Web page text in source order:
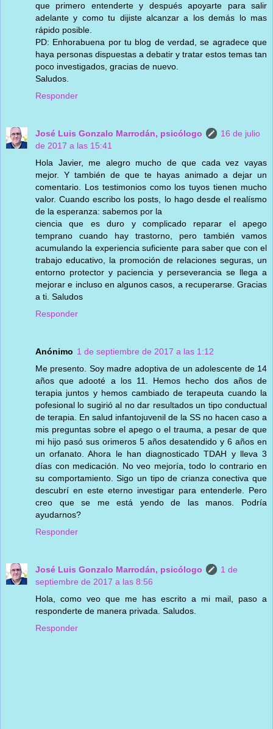
que primero entenderte y después apoyarte para salir
adelante y como tu dijiste alcanzar a los demás lo mas
rápido posible.
PD: Enhorabuena por tu blog de verdad, se agradece que
haya personas dispuestas a debatir y tratar estos temas tan
poco investigados, gracias de nuevo.
Saludos.
Responder
José Luis Gonzalo Marrodán, psicólogo
16 de julio
de 2017 a las 15:41
Hola Javier, me alegro mucho de que cada vez vayas
mejor. Y también de que te hayas animado a dejar un
comentario. Los testimonios como los tuyos tienen mucho
valor. Cuando escribo los posts, lo hago desde el realísmo
de la esperanza: sabemos por la
ciencia que es duro y complicado reparar el apego
temprano cuando hay trastorno, pero también vamos
acumulando la experiencia suficiente para saber que con el
trabajo educativo, la promoción de relaciones seguras, un
entorno protector y paciencia y perseverancia se llega a
mejorar e incluso en algunos casos, a recuperarse. Gracias
a ti. Saludos
Responder
Anónimo 1 de septiembre de 2017 a las 1:12
Me presento. Soy madre adoptiva de un adolescente de 14
años que adooté a los 11. Hemos hecho dos años de
terapia juntos y hemos cambiado de terapeuta cuando la
pofesional lo sugirió al no dar resultados un tipo conductual
de terapia. En salud infantojuvenil de la SS no hacen caso a
mis preguntas sobre el apego o el trauma, a pesar de que
mi hijo pasó sus orimeros 5 años desatendido y 6 años en
un orfanato. Ahora le han diagnosticado TDAH y lleva 3
días con medicación. No veo mejoría, todo lo contrario en
su comportamiento. Sigo un tipo de crianza conectiva que
descubrí en este eterno investigar para entenderle. Pero
creo que se me está yendo de las manos. Podría
ayudarnos?
Responder
José Luis Gonzalo Marrodán, psicólogo
1 de
septiembre de 2017 a las 8:56
Hola, como veo que me has escrito a mi mail, paso a
responderte de manera privada. Saludos.
Responder